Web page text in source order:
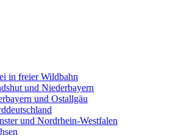
in freier Wildbahn
und Niederbayern
und Ostallgäu
und Nordrhein-Westfalen